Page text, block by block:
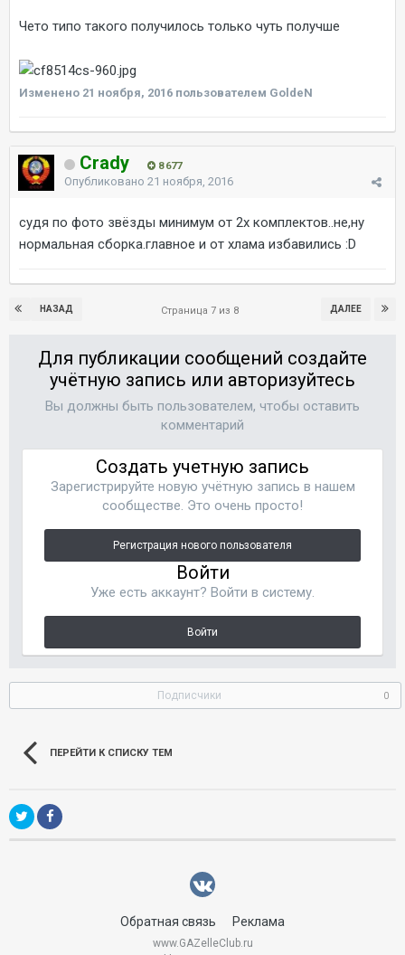
Чето типо такого получилось только чуть получше
Изменено 21 ноября, 2016 пользователем GoldeN
Crady 8 677
Опубликовано 21 ноября, 2016
судя по фото звёзды минимум от 2х комплектов..не,ну
нормальная сборка.главное и от хлама избавились :D
НАЗАД ДАЛЕЕ
Страница 7 из 8
Для публикации сообщений создайте
учётную запись или авторизуйтесь
Вы должны быть пользователем, чтобы оставить
комментарий
Создать учетную запись
Зарегистрируйте новую учётную запись в нашем
сообществе. Это очень просто!
Регистрация нового пользователя
Войти
Уже есть аккаунт? Войти в систему.
Войти
Подписчики 0
ПЕРЕЙТИ К СПИСКУ ТЕМ
Обратная связь Реклама
www.GAZelleClub.ru